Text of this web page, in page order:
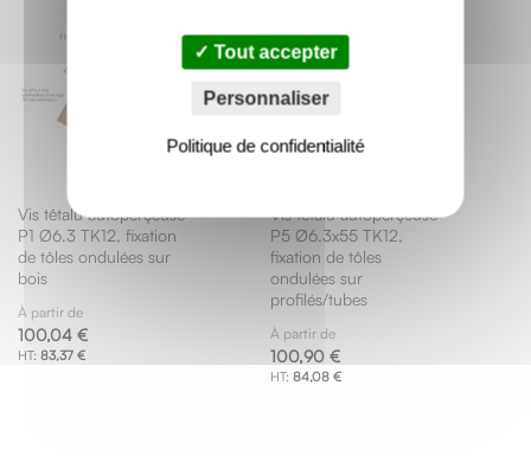
Vis têtalu autoperçeuse
P1 Ø6.3 TK12, fixation
de tôles ondulées sur
bois
À partir de
100,04 €
83,37 €
Vis têtalu autoperçeuse
P5 Ø6.3x55 TK12,
fixation de tôles
ondulées sur
profilés/tubes
À partir de
100,90 €
84,08 €
Tout accepter
Personnaliser
Politique de confidentialité